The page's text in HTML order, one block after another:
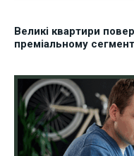
Великі квартири
преміальному